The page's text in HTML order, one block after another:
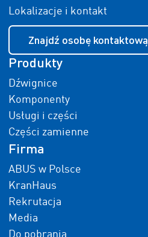
Lokalizacje i kontakt
Znajdź osobę kontaktową
Produkty
Dźwignice
Komponenty
Usługi i części
Części zamienne
Firma
ABUS w Polsce
KranHaus
Rekrutacja
Media
Do pobrania